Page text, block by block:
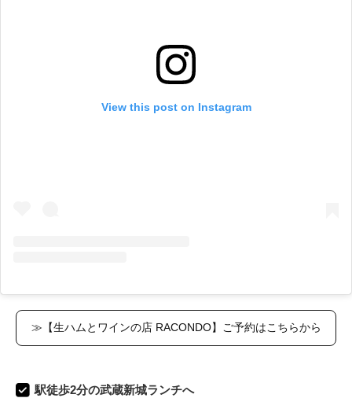
View this post on Instagram
≫【生ハムとワインの店 RACONDO】ご予約はこちらから
駅徒歩2分の武蔵新城ランチへ